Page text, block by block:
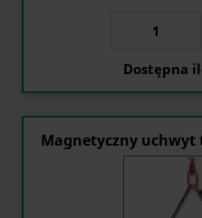
Dostępna
Magnetyczny uchwyt